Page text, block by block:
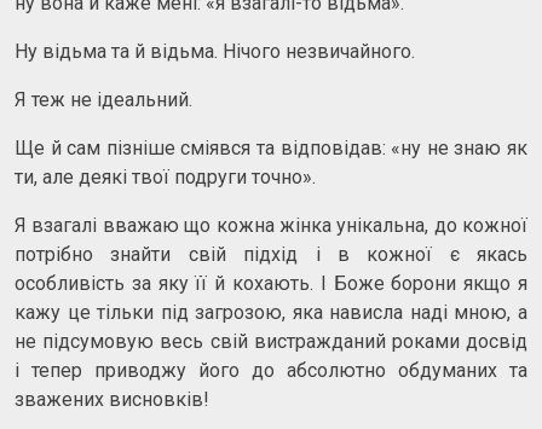
Ну відьма та й відьма. Нічого незвичайного.
Я теж не ідеальний.
Ще й сам пізніше сміявся та відповідав: «ну не знаю як
ти, але деякі твої подруги точно».
Я взагалі вважаю що кожна жінка унікальна, до кожної
потрібно знайти свій підхід і в кожної є якась
особливість за яку її й кохають. І Боже борони якщо я
кажу це тільки під загрозою, яка нависла наді мною, а
не підсумовую весь свій вистражданий роками досвід
і тепер приводжу його до абсолютно обдуманих та
зважених висновків!